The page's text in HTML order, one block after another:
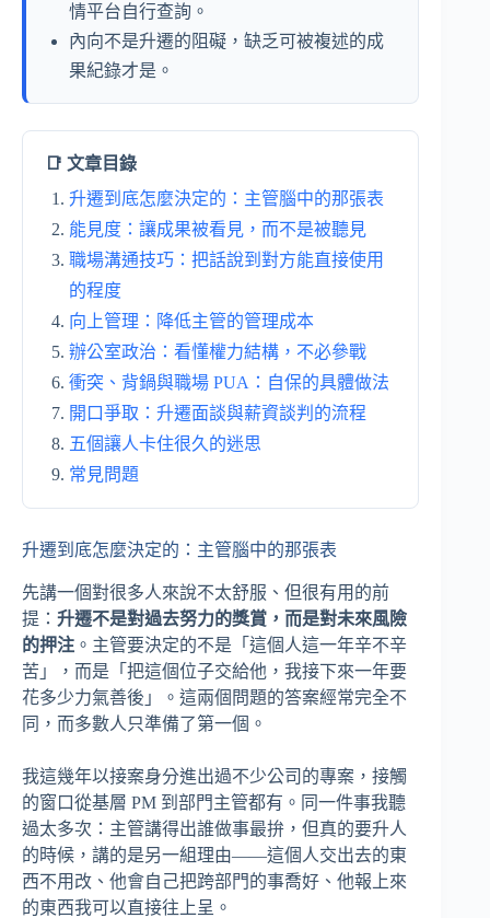
情平台自行查詢。
內向不是升遷的阻礙，缺乏可被複述的成
果紀錄才是。
📑 文章目錄
升遷到底怎麼決定的：主管腦中的那張表
能見度：讓成果被看見，而不是被聽見
職場溝通技巧：把話說到對方能直接使用
的程度
向上管理：降低主管的管理成本
辦公室政治：看懂權力結構，不必參戰
衝突、背鍋與職場 PUA：自保的具體做法
開口爭取：升遷面談與薪資談判的流程
五個讓人卡住很久的迷思
常見問題
升遷到底怎麼決定的：主管腦中的那張表
先講一個對很多人來說不太舒服、但很有用的前
提： 升遷不是對過去努力的獎賞，而是對未來風險
的押注 。主管要決定的不是「這個人這一年辛不辛
苦」，而是「把這個位子交給他，我接下來一年要
花多少力氣善後」。這兩個問題的答案經常完全不
同，而多數人只準備了第一個。
我這幾年以接案身分進出過不少公司的專案，接觸
的窗口從基層 PM 到部門主管都有。同一件事我聽
過太多次：主管講得出誰做事最拚，但真的要升人
的時候，講的是另一組理由——這個人交出去的東
西不用改、他會自己把跨部門的事喬好、他報上來
的東西我可以直接往上呈。